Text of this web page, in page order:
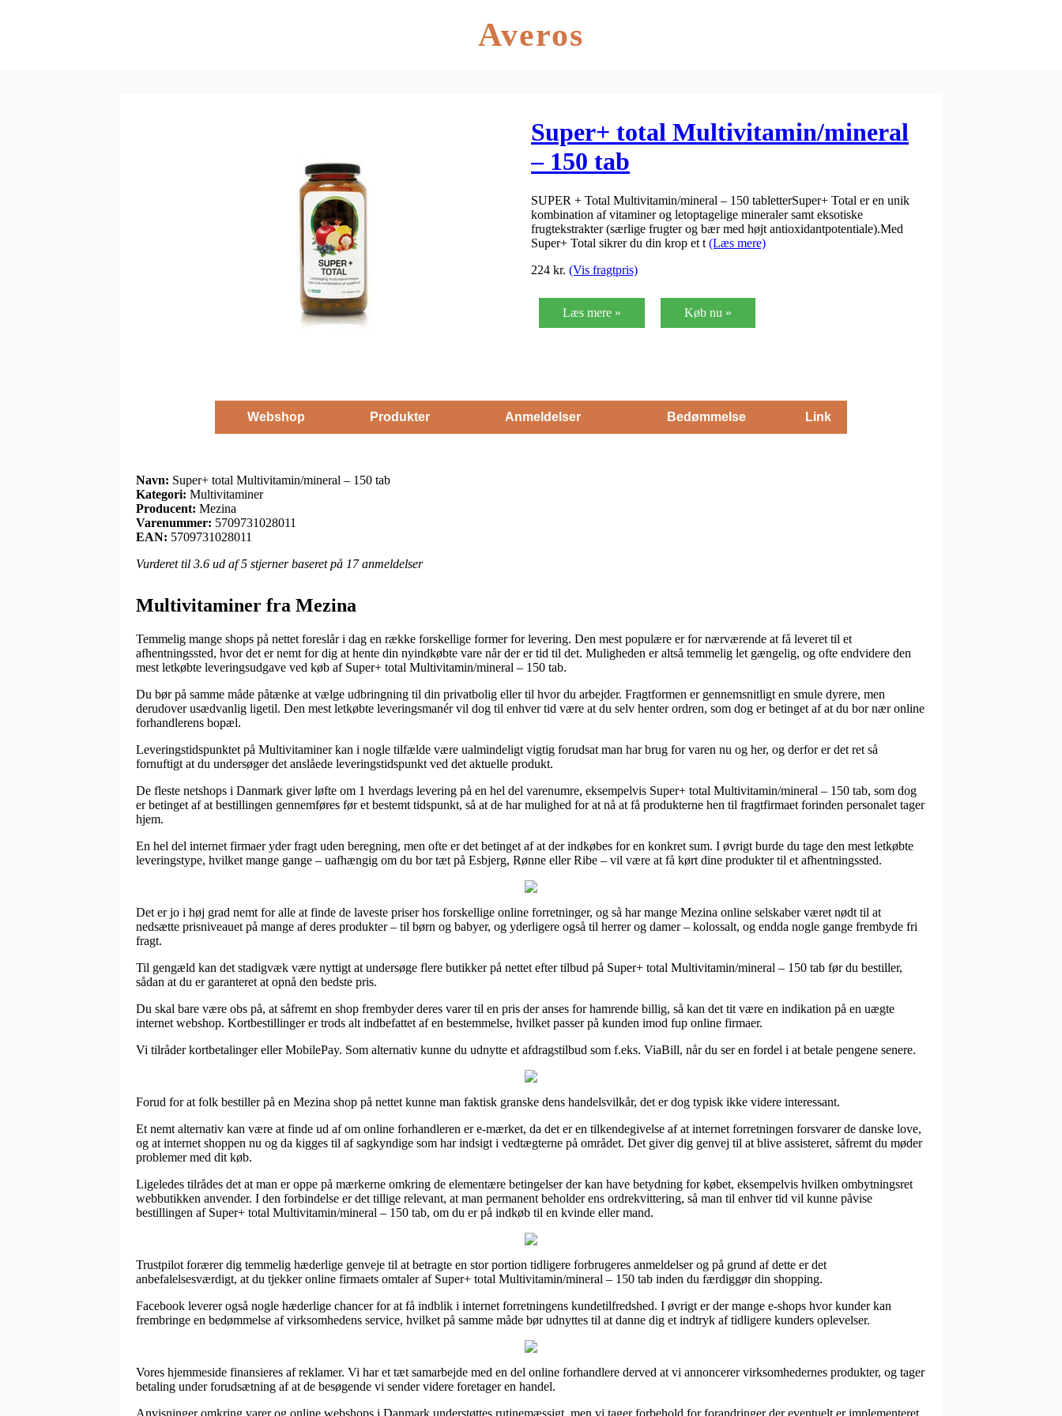
Averos
Super+ total Multivitamin/mineral
– 150 tab
SUPER + Total Multivitamin/mineral – 150 tabletterSuper+ Total er en unik
kombination af vitaminer og letoptagelige mineraler samt eksotiske
frugtekstrakter (særlige frugter og bær med højt antioxidantpotentiale).Med
Super+ Total sikrer du din krop et t (Læs mere)
224 kr. (Vis fragtpris)
Læs mere » Køb nu »
Webshop Produkter Anmeldelser Bedømmelse Link
Navn: Super+ total Multivitamin/mineral – 150 tab
Kategori: Multivitaminer
Producent: Mezina
Varenummer: 5709731028011
EAN: 5709731028011
Vurderet til 3.6 ud af 5 stjerner baseret på 17anmeldelser
Multivitaminer fra Mezina
Temmelig mange shops på nettet foreslår i dag en række forskellige former for levering. Den mest populære er for nærværende at få leveret til et
afhentningssted, hvor det er nemt for dig at hente din nyindkøbte vare når der er tid til det. Muligheden er altså temmelig let gængelig, og ofte endvidere den
mest letkøbte leveringsudgave ved køb af Super+ total Multivitamin/mineral – 150 tab.
Du bør på samme måde påtænke at vælge udbringning til din privatbolig eller til hvor du arbejder. Fragtformen er gennemsnitligt en smule dyrere, men
derudover usædvanlig ligetil. Den mest letkøbte leveringsmanér vil dog til enhver tid være at du selv henter ordren, som dog er betinget af at du bor nær online
forhandlerens bopæl.
Leveringstidspunktet på Multivitaminer kan i nogle tilfælde være ualmindeligt vigtig forudsat man har brug for varen nu og her, og derfor er det ret så
fornuftigt at du undersøger det anslåede leveringstidspunkt ved det aktuelle produkt.
De fleste netshops i Danmark giver løfte om 1 hverdags levering på en hel del varenumre, eksempelvis Super+ total Multivitamin/mineral – 150 tab, som dog
er betinget af at bestillingen gennemføres før et bestemt tidspunkt, så at de har mulighed for at nå at få produkterne hen til fragtfirmaet forinden personalet tager
hjem.
En hel del internet firmaer yder fragt uden beregning, men ofte er det betinget af at der indkøbes for en konkret sum. I øvrigt burde du tage den mest letkøbte
leveringstype, hvilket mange gange – uafhængig om du bor tæt på Esbjerg, Rønne eller Ribe – vil være at få kørt dine produkter til et afhentningssted.
Det er jo i høj grad nemt for alle at finde de laveste priser hos forskellige online forretninger, og så har mange Mezina online selskaber været nødt til at
nedsætte prisniveauet på mange af deres produkter – til børn og babyer, og yderligere også til herrer og damer – kolossalt, og endda nogle gange frembyde fri
fragt.
Til gengæld kan det stadigvæk være nyttigt at undersøge flere butikker på nettet efter tilbud på Super+ total Multivitamin/mineral – 150 tab før du bestiller,
sådan at du er garanteret at opnå den bedste pris.
Du skal bare være obs på, at såfremt en shop frembyder deres varer til en pris der anses for hamrende billig, så kan det tit være en indikation på en uægte
internet webshop. Kortbestillinger er trods alt indbefattet af en bestemmelse, hvilket passer på kunden imod fup online firmaer.
Vi tilråder kortbetalinger eller MobilePay. Som alternativ kunne du udnytte et afdragstilbud som f.eks. ViaBill, når du ser en fordel i at betale pengene senere.
Forud for at folk bestiller på en Mezina shop på nettet kunne man faktisk granske dens handelsvilkår, det er dog typisk ikke videre interessant.
Et nemt alternativ kan være at finde ud af om online forhandleren er e-mærket, da det er en tilkendegivelse af at internet forretningen forsvarer de danske love,
og at internet shoppen nu og da kigges til af sagkyndige som har indsigt i vedtægterne på området. Det giver dig genvej til at blive assisteret, såfremt du møder
problemer med dit køb.
Ligeledes tilrådes det at man er oppe på mærkerne omkring de elementære betingelser der kan have betydning for købet, eksempelvis hvilken ombytningsret
webbutikken anvender. I den forbindelse er det tillige relevant, at man permanent beholder ens ordrekvittering, så man til enhver tid vil kunne påvise
bestillingen af Super+ total Multivitamin/mineral – 150 tab, om du er på indkøb til en kvinde eller mand.
Trustpilot forærer dig temmelig hæderlige genveje til at betragte en stor portion tidligere forbrugeres anmeldelser og på grund af dette er det
anbefalelsesværdigt, at du tjekker online firmaets omtaler af Super+ total Multivitamin/mineral – 150 tab inden du færdiggør din shopping.
Facebook leverer også nogle hæderlige chancer for at få indblik i internet forretningens kundetilfredshed. I øvrigt er der mange e-shops hvor kunder kan
frembringe en bedømmelse af virksomhedens service, hvilket på samme måde bør udnyttes til at danne dig et indtryk af tidligere kunders oplevelser.
Vores hjemmeside finansieres af reklamer. Vi har et tæt samarbejde med en del online forhandlere derved at vi annoncerer virksomhedernes produkter, og tager
betaling under forudsætning af at de besøgende vi sender videre foretager en handel.
Anvisninger omkring varer og online webshops i Danmark understøttes rutinemæssigt, men vi tager forbehold for forandringer der eventuelt er implementeret